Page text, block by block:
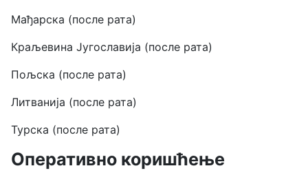
Мађарска (после рата)
Краљевина Југославија (после рата)
Пољска (после рата)
Литванија (после рата)
Турска (после рата)
Оперативно коришћење